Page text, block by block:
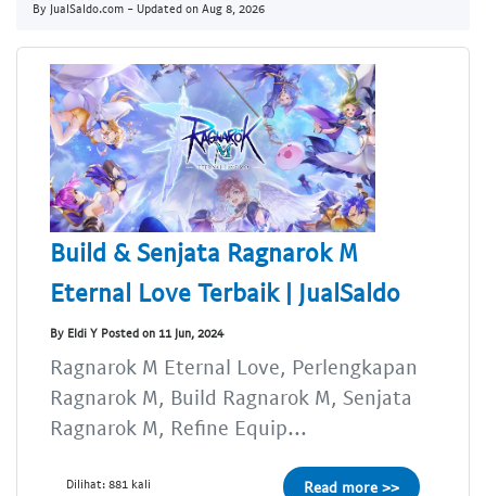
By JualSaldo.com - Updated on Aug 8, 2026
Build & Senjata Ragnarok M
Eternal Love Terbaik | JualSaldo
By Eldi Y Posted on 11 Jun, 2024
Ragnarok M Eternal Love, Perlengkapan
Ragnarok M, Build Ragnarok M, Senjata
Ragnarok M, Refine Equip...
Dilihat: 881 kali Read more >>